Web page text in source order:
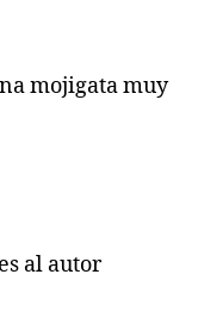
mojigata muy
al autor